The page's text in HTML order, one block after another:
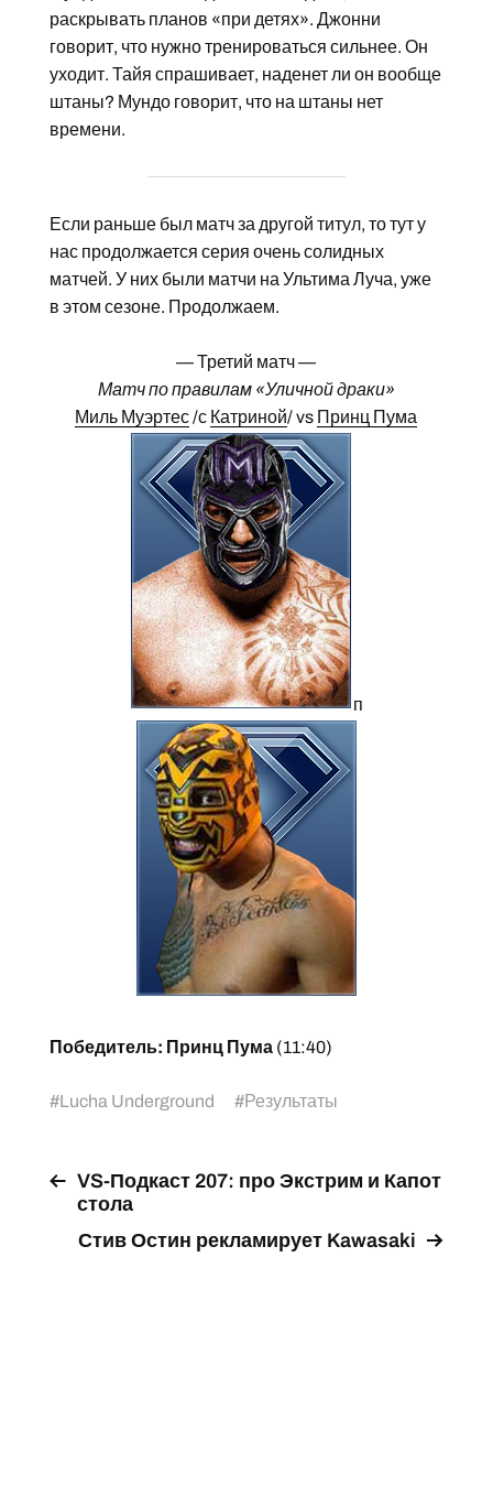
раскрывать планов «при детях». Джонни
говорит, что нужно тренироваться сильнее. Он
уходит. Тайя спрашивает, наденет ли он вообще
штаны? Мундо говорит, что на штаны нет
времени.
Если раньше был матч за другой титул, то тут у
нас продолжается серия очень солидных
матчей. У них были матчи на Ультима Луча, уже
в этом сезоне. Продолжаем.
— Третий матч —
Матч по правилам «Уличной драки»
Миль Муэртес/с Катриной/ vs Принц Пума
п
Победитель: Принц Пума(11:40)
#Lucha Underground #Результаты
VS-Подкаст 207: про Экстрим и Капот
стола
Стив Остин рекламирует Kawasaki